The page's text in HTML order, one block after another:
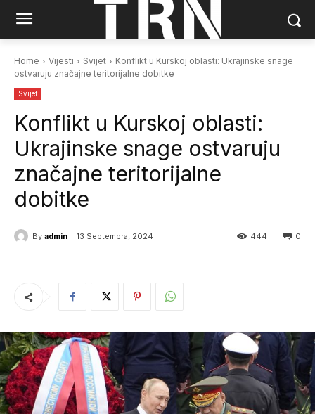
Home Vijesti Svijet
Konflikt u Kurskoj oblasti: Ukrajinske snage
ostvaruju značajne teritorijalne dobitke
Svijet
Konflikt u Kurskoj oblasti:
Ukrajinske snage ostvaruju
značajne teritorijalne
dobitke
By admin 13 Septembra, 2024 0
444